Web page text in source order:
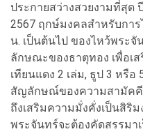
ประกายสว่างสวยงามที่สุด
2567 ฤกษ์มงคลสำหรับการ
น. เป็นต้นไป ของไหว้พระ
ลักษณะของธาตุทอง เพื่อเส
เทียนแดง 2 เล่ม, ธูป 3 หรื
สัญลักษณ์ของความสามัคคี
ถึงเสริมความมั่งคั่งเป็นสิริ
พระจันทร์จะต้องคัดสรรมา